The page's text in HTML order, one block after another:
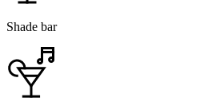
Shade bar